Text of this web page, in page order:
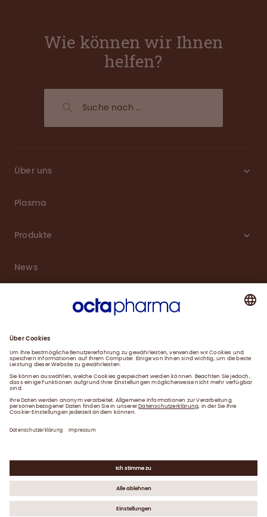
Wie können wir Ihnen
helfen?
Über uns
Plasma
Produkte
News
Downloads
Kontakt Impressum Datenschutzerklärung